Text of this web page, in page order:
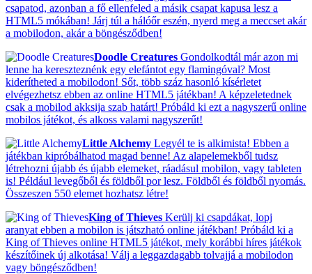
csapatod, azonban a fő ellenfeled a másik csapat kapusa lesz a
HTML5 mókában! Járj túl a hálóőr eszén, nyerd meg a meccset akár
a mobilodon, akár a böngésződben!
Doodle Creatures Gondolkodtál már azon mi
lenne ha kereszteznénk egy elefántot egy flamingóval? Most
kiderítheted a mobilodon! Sőt, több száz hasonló kísérletet
elvégezhetsz ebben az online HTML5 játékban! A képzeletednek
csak a mobilod akksija szab határt! Próbáld ki ezt a nagyszerű online
mobilos játékot, és alkoss valami nagyszerűt!
Little Alchemy Legyél te is alkimista! Ebben a
játékban kipróbálhatod magad benne! Az alapelemekből tudsz
létrehozni újabb és újabb elemeket, ráadásul mobilon, vagy tableten
is! Például levegőből és földből por lesz. Földből és földből nyomás.
Összeszen 550 elemet hozhatsz létre!
King of Thieves Kerülj ki csapdákat, lopj
aranyat ebben a mobilon is játszható online játékban! Próbáld ki a
King of Thieves online HTML5 játékot, mely korábbi híres játékok
készítőinek új alkotása! Válj a leggazdagabb tolvajjá a mobilodon
vagy böngésződben!